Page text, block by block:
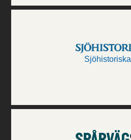
Sjöhistoriska